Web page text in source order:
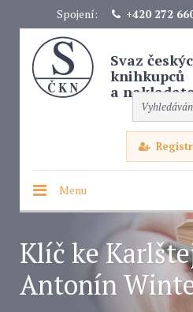
Spojení: +420 272
Svaz
knihkupců
a
Menu
Klíč ke
Antonín